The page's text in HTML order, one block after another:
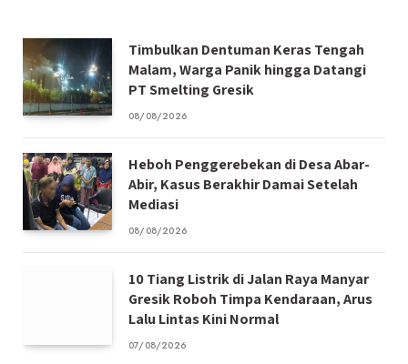
Timbulkan Dentuman Keras Tengah
Malam, Warga Panik hingga Datangi
PT Smelting Gresik
08/08/2026
Heboh Penggerebekan di Desa Abar-
Abir, Kasus Berakhir Damai Setelah
Mediasi
08/08/2026
10 Tiang Listrik di Jalan Raya Manyar
Gresik Roboh Timpa Kendaraan, Arus
Lalu Lintas Kini Normal
07/08/2026